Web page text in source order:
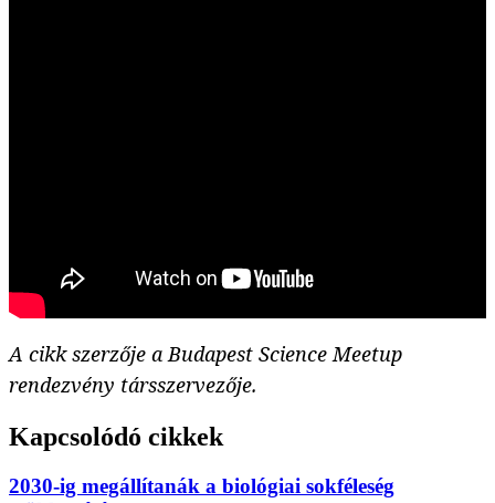
A cikk szerzője a Budapest Science Meetup
rendezvény társszervezője.
Kapcsolódó cikkek
2030-ig megállítanák a biológiai sokféleség